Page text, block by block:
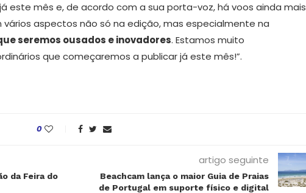
este mês e, de acordo com a sua porta-voz, há voos ainda mais
vários aspectos não só na edição, mas especialmente na
seremos ousados e inovadores. Estamos muito
que começaremos a publicar já este mês!”.
0
da Feira do
artigo seguinte
Beachcam lança o maior Guia de Praias
de Portugal em suporte físico e digital